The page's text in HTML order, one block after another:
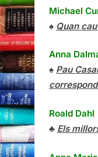
Michael
♠ Quan
Anna
♠ Pau
Roald Dahl
♣ Els